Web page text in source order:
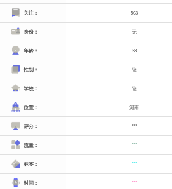
关注： 503
身份： 无
年龄： 38
性别： 隐
学校： 隐
位置： 河南
评分： ***
流量： ***
标签： ***
时间： ***